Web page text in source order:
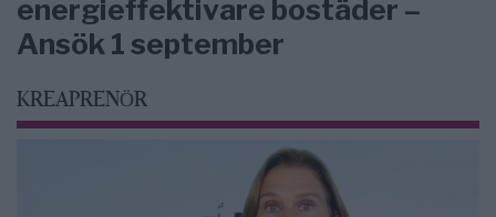
energieffektivare bostäder –
Ansök 1 september
KREAPRENÖR